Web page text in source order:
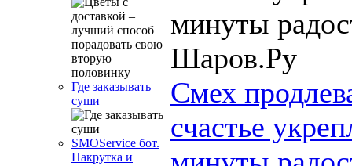
Где заказывать
суши
SMOService бот.
Накрутка и
Смех
счастье